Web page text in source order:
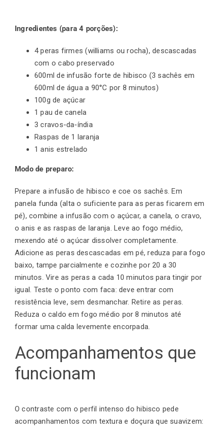
Ingredientes (para 4 porções):
4 peras firmes (williams ou rocha), descascadas
com o cabo preservado
600ml de infusão forte de hibisco (3 sachês em
600ml de água a 90°C por 8 minutos)
100g de açúcar
1 pau de canela
3 cravos-da-índia
Raspas de 1 laranja
1 anis estrelado
Modo de preparo:
Prepare a infusão de hibisco e coe os sachês. Em
panela funda (alta o suficiente para as peras ficarem em
pé), combine a infusão com o açúcar, a canela, o cravo,
o anis e as raspas de laranja. Leve ao fogo médio,
mexendo até o açúcar dissolver completamente.
Adicione as peras descascadas em pé, reduza para fogo
baixo, tampe parcialmente e cozinhe por 20 a 30
minutos. Vire as peras a cada 10 minutos para tingir por
igual. Teste o ponto com faca: deve entrar com
resistência leve, sem desmanchar. Retire as peras.
Reduza o caldo em fogo médio por 8 minutos até
formar uma calda levemente encorpada.
Acompanhamentos que
funcionam
O contraste com o perfil intenso do hibisco pede
acompanhamentos com textura e doçura que suavizem: